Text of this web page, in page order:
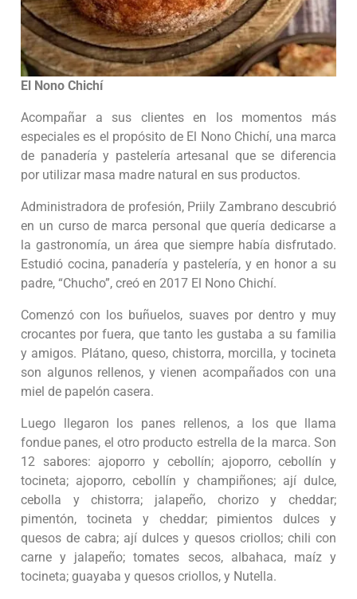
El Nono Chichí
Acompañar a sus clientes en los momentos más
especiales es el propósito de El Nono Chichí, una marca
de panadería y pastelería artesanal que se diferencia
por utilizar masa madre natural en sus productos.
Administradora de profesión, Priily Zambrano descubrió
en un curso de marca personal que quería dedicarse a
la gastronomía, un área que siempre había disfrutado.
Estudió cocina, panadería y pastelería, y en honor a su
padre, “Chucho”, creó en 2017 El Nono Chichí.
Comenzó con los buñuelos, suaves por dentro y muy
crocantes por fuera, que tanto les gustaba a su familia
y amigos. Plátano, queso, chistorra, morcilla, y tocineta
son algunos rellenos, y vienen acompañados con una
miel de papelón casera.
Luego llegaron los panes rellenos, a los que llama
fondue panes, el otro producto estrella de la marca. Son
12 sabores: ajoporro y cebollín; ajoporro, cebollín y
tocineta; ajoporro, cebollín y champiñones; ají dulce,
cebolla y chistorra; jalapeño, chorizo y cheddar;
pimentón, tocineta y cheddar; pimientos dulces y
quesos de cabra; ají dulces y quesos criollos; chili con
carne y jalapeño; tomates secos, albahaca, maíz y
tocineta; guayaba y quesos criollos, y Nutella.